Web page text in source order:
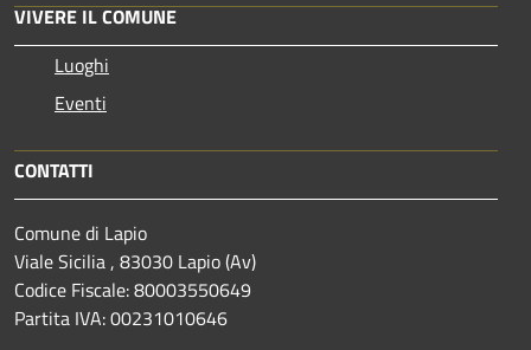
VIVERE IL COMUNE
Luoghi
Eventi
CONTATTI
Comune di Lapio
Viale Sicilia , 83030 Lapio (Av)
Codice Fiscale: 80003550649
Partita IVA: 00231010646